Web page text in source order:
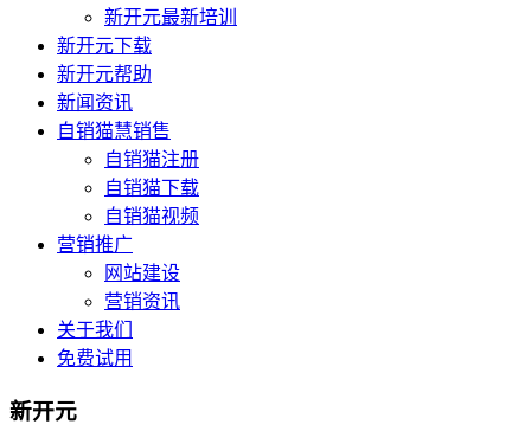
新开元最新培训
新开元下载
新开元帮助
新闻资讯
自销猫慧销售
自销猫注册
自销猫下载
自销猫视频
营销推广
网站建设
营销资讯
关于我们
免费试用
新开元